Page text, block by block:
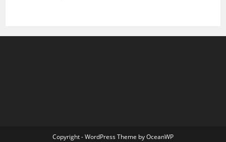
Copyright - WordPress Theme by OceanWP